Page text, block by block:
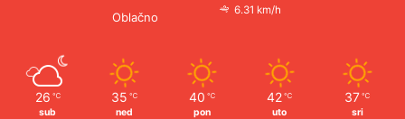
Oblačno 6.31 km/h
26 ℃
sub
35 ℃
ned
40 ℃
pon
42 ℃
uto
37 ℃
sri